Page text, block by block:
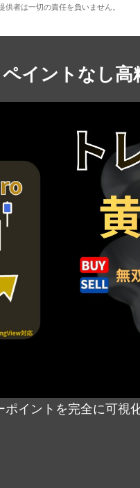
者は一切の責任を負いません。
イントなし高
ポイントを完全に可視